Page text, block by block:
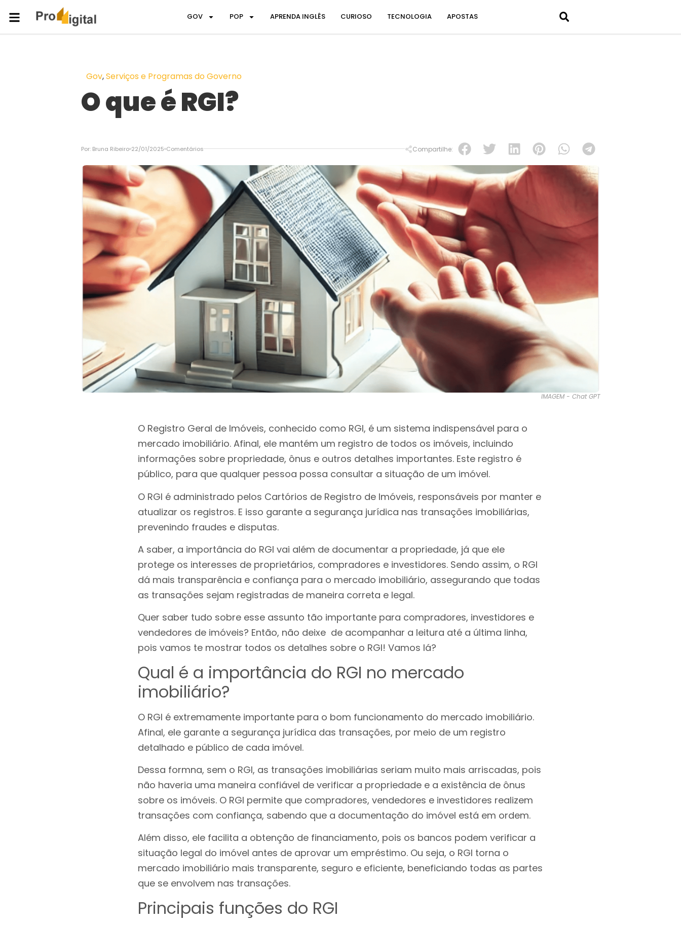
GOV POP APRENDA INGLÊS CURIOSO TECNOLOGIA APOSTAS
Gov,Serviços e Programas do Governo
O que é RGI?
Por: Bruna Ribeiro 22/01/2025 Comentários Compartilhe:
IMAGEM - Chat GPT
O Registro Geral de Imóveis, conhecido como RGI, é um sistema indispensável para o
mercado imobiliário. Afinal, ele mantém um registro de todos os imóveis, incluindo
informações sobre propriedade, ônus e outros detalhes importantes. Este registro é
público, para que qualquer pessoa possa consultar a situação de um imóvel.
O RGI é administrado pelos Cartórios de Registro de Imóveis, responsáveis por manter e
atualizar os registros. E isso garante a segurança jurídica nas transações imobiliárias,
prevenindo fraudes e disputas.
A saber, a importância do RGI vai além de documentar a propriedade, já que ele
protege os interesses de proprietários, compradores e investidores. Sendo assim, o RGI
dá mais transparência e confiança para o mercado imobiliário, assegurando que todas
as transações sejam registradas de maneira correta e legal.
Quer saber tudo sobre esse assunto tão importante para compradores, investidores e
vendedores de imóveis? Então, não deixe de acompanhar a leitura até a última linha,
pois vamos te mostrar todos os detalhes sobre o RGI! Vamos lá?
Qual é a importância do RGI no mercado
imobiliário?
O RGI é extremamente importante para o bom funcionamento do mercado imobiliário.
Afinal, ele garante a segurança jurídica das transações, por meio de um registro
detalhado e público de cada imóvel.
Dessa formna, sem o RGI, as transações imobiliárias seriam muito mais arriscadas, pois
não haveria uma maneira confiável de verificar a propriedade e a existência de ônus
sobre os imóveis. O RGI permite que compradores, vendedores e investidores realizem
transações com confiança, sabendo que a documentação do imóvel está em ordem.
Além disso, ele facilita a obtenção de financiamento, pois os bancos podem verificar a
situação legal do imóvel antes de aprovar um empréstimo. Ou seja, o RGI torna o
mercado imobiliário mais transparente, seguro e eficiente, beneficiando todas as partes
que se envolvem nas transações.
Principais funções do RGI